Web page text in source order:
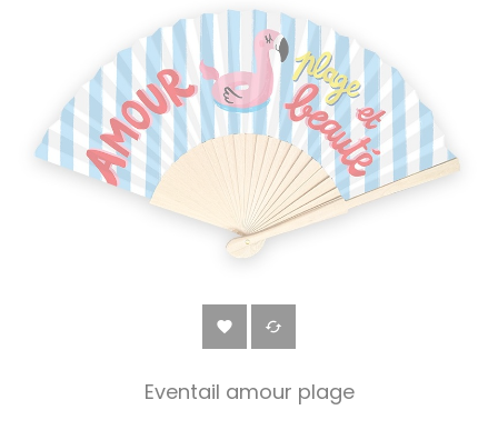
 
Eventail amour plage